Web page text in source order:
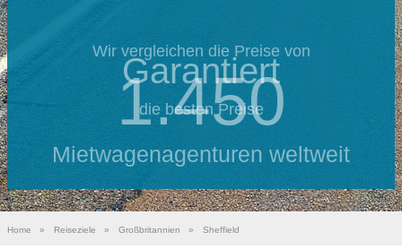
Wir vergleichen die Preise von
1.450
Mietwagenagenturen weltweit
Garantiert
die besten Preise
Home » Reiseziele » Großbritannien » Sheffield